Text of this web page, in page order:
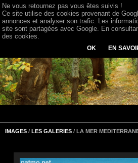
IMAGES / LES GALERIES / LA MER
Ne vous retournez pas vous êtes suivis !
Ce site utilise des cookies provenant de
annonces et analyser son trafic. Les
site sont partagées avec Google. En
des cookies.
OK EN